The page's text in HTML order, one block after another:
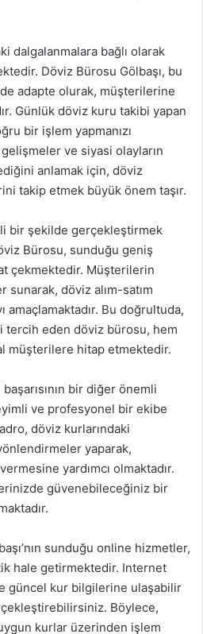
dalgalanmalara bağlı olarak
Döviz Bürosu Gölbaşı, bu
adapte olurak, müşterilerine
Günlük döviz kuru takibi yapan
bir işlem yapmanızı
ve siyasi olayların
anlamak için, döviz
takip etmek büyük önem taşır.
bir şekilde gerçekleştirmek
Bürosu, sunduğu geniş
çekmektedir. Müşterilerin
sunarak, döviz alım-satım
amaçlamaktadır. Bu doğrultuda,
tercih eden döviz bürosu, hem
müşterilere hitap etmektedir.
başarısının bir diğer önemli
ve profesyonel bir ekibe
döviz kurlarındaki
yaparak,
yardımcı olmaktadır.
güvenebileceğiniz bir
sunduğu online hizmetler,
hale getirmektedir. Internet
güncel kur bilgilerine ulaşabilir
Böylece,
kurlar üzerinden işlem